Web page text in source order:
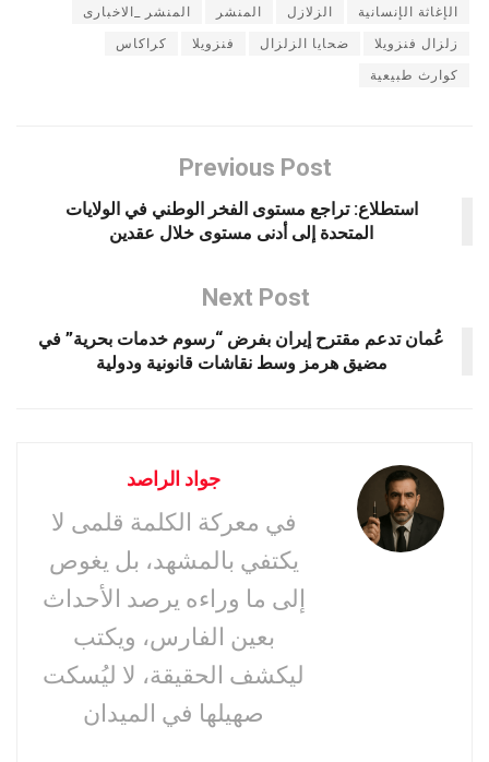
الإغاثة الإنسانية الزلازل المنشر المنشر _الاخبارى
زلزال فنزويلا ضحايا الزلزال فنزويلا كراكاس
كوارث طبيعية
Previous Post
استطلاع: تراجع مستوى الفخر الوطني في الولايات
المتحدة إلى أدنى مستوى خلال عقدين
Next Post
عُمان تدعم مقترح إيران بفرض “رسوم خدمات بحرية” في
مضيق هرمز وسط نقاشات قانونية ودولية
جواد الراصد
في معركة الكلمة قلمى لا
يكتفي بالمشهد، بل يغوص
إلى ما وراءه يرصد الأحداث
بعين الفارس، ويكتب
ليكشف الحقيقة، لا ليُسكت
صهيلها في الميدان